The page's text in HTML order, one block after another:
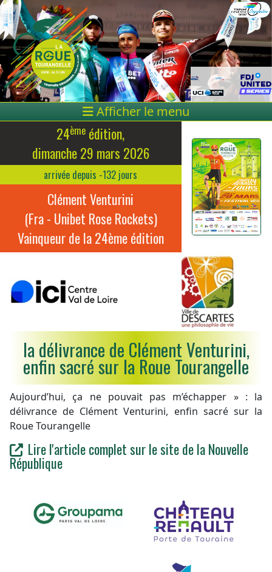
Afficher le menu
24ème édition,
dimanche 29 mars 2026
arrivée depuis -132 jours
Clément Venturini
(Fra - Unibet Rose Rockets)
Vainqueur de la 24ème édition
la délivrance de Clément Venturini,
enfin sacré sur la Roue Tourangelle
Aujourd’hui, ça ne pouvait pas m’échapper » : la
délivrance de Clément Venturini, enfin sacré sur la
Roue Tourangelle
Lire l'article complet sur le site de la Nouvelle
République